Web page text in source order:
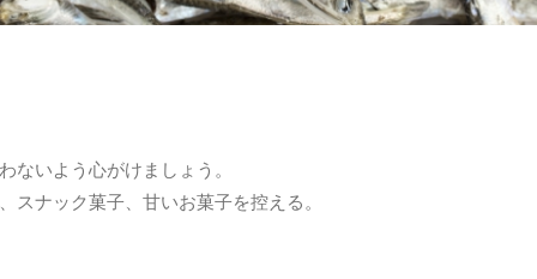
ないよう心がけましょう。
スナック菓子、甘いお菓子を控える。